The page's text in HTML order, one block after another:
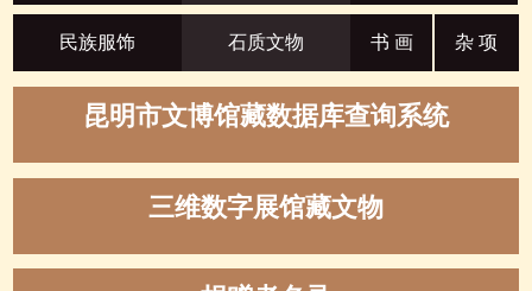
民族服饰 石质文物 书 画 杂 项
昆明市文博馆藏数据库查询系统
三维数字展馆藏文物